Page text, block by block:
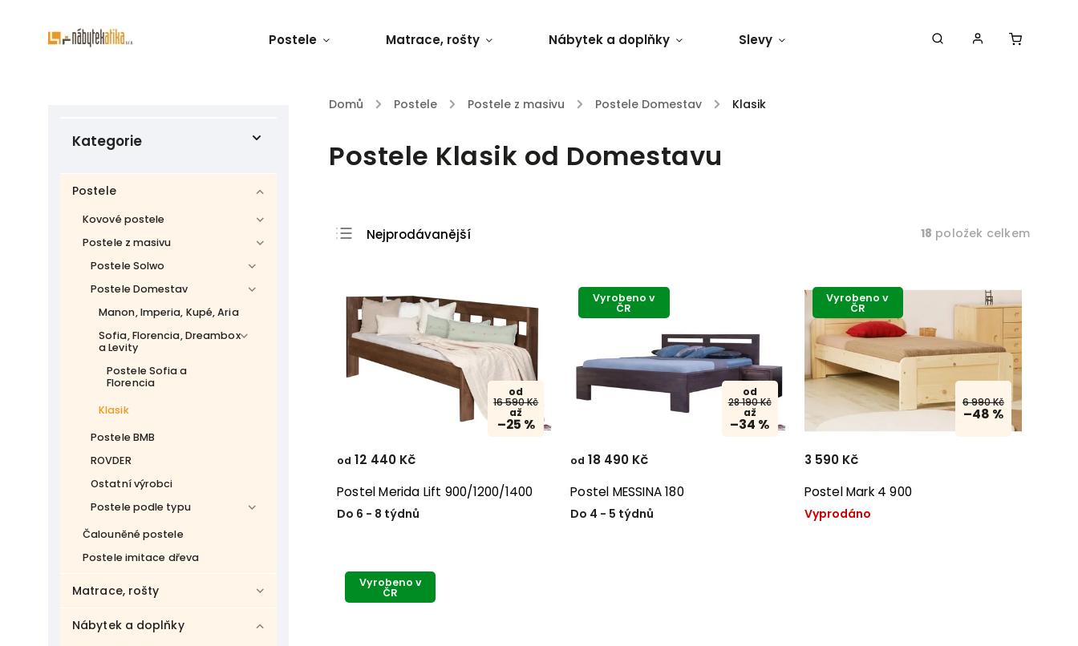
Postele Matrace, rošty Nábytek a doplňky Slevy
Domů / Postele / Postele z masivu / Postele Domestav / Klasik
Kategorie
Postele
Kovové postele
Postele z masivu
Postele Solwo
Postele Domestav
Manon, Imperia, Kupé, Aria
Sofia, Florencia, Dreambox
a Levity
Postele Sofia a
Florencia
Klasik
Postele BMB
ROVDER
Ostatní výrobci
Postele podle typu
Čalouněné postele
Postele imitace dřeva
Matrace, rošty
Nábytek a doplňky
Postele Klasik od Domestavu
Nejprodávanější
Abecedně
18 položek celkem
od
16 590 Kč
až
–25 %
Postel Merida Lift 900/1200/1400
Do 6 - 8 týdnů
od 12 440 Kč
Vyrobeno v
ČR
od
28 190 Kč
až
–34 %
Postel MESSINA 180
Do 4 - 5 týdnů
od 18 490 Kč
Vyrobeno v
ČR
6 990 Kč
–48 %
Postel Mark 4 900
Vyprodáno
3 590 Kč
Vyrobeno v
ČR